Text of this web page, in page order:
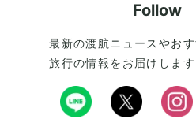
Follow
最新の渡航ニュースやお
旅行の情報をお届けしま